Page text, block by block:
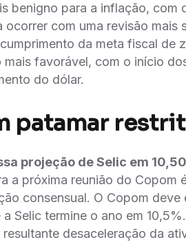
benigno para a inflação,
ocorrer com uma revisão
da meta fiscal de
mais favorável, com o início
do dólar.
patamar
projeção de Selic em
a próxima reunião do Copom
consensual. O Copom
a Selic termine o ano em
desaceleração da